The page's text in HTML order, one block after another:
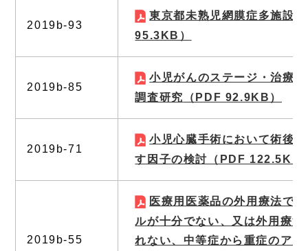
2019b-93
東京都未熟児網膜症多施設
95.3KB）
2019b-85
小児がんのステージ・治療
調査研究
（PDF 92.9KB）
2019b-71
小児心臓手術において術後
す因子の検討 （PDF 122.5KB
2019b-55
医療用医薬品の外用療法で
ルが十分でない、又は外用療
れない、中等症から重症のア